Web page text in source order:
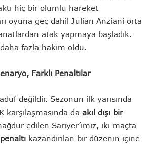
hiç bir olumlu hareket
oyuna geç dahil Julian Anziani orta
atak yapmaya başladık.
fazla hakim oldu.
Farklı Penaltılar
değildir. Sezonun ilk yarısında
karşılaşmasında da akıl dışı bir
edilen Sarıyer’imiz, iki maçta
kazandırılan bir düzenin içine